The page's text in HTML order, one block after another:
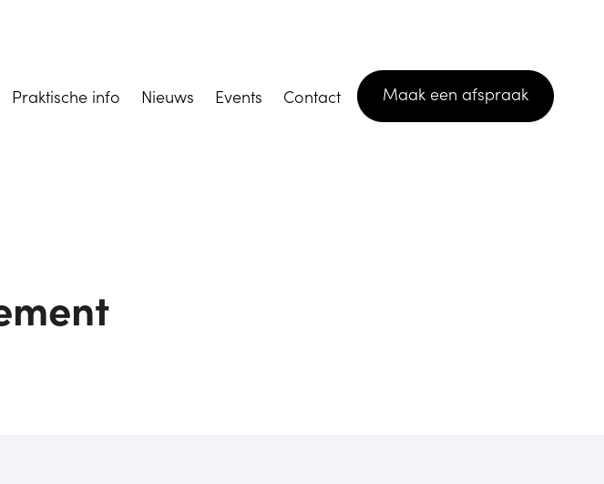
Praktische info Nieuws Events Contact Maak een afspraak